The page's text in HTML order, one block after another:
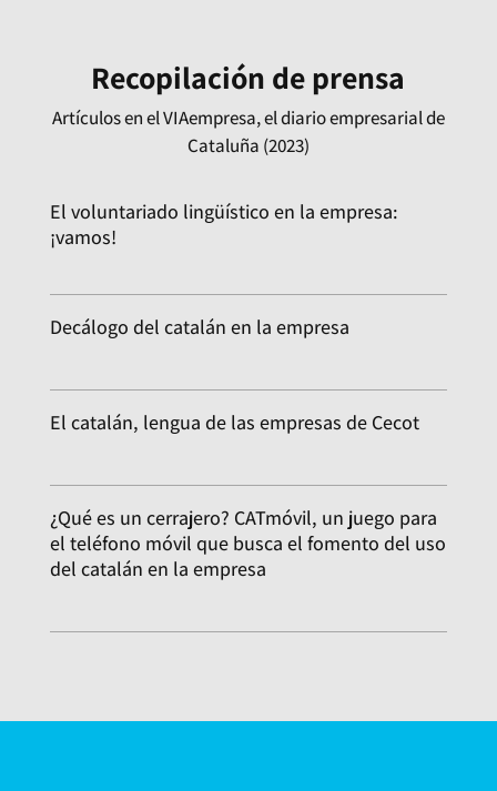
Recopilación de prensa
Artículos en el VIAempresa, el diario empresarial de
Cataluña (2023)
El voluntariado lingüístico en la empresa:
¡vamos!
Decálogo del catalán en la empresa
El catalán, lengua de las empresas de Cecot
¿Qué es un cerrajero? CATmóvil, un juego para
el teléfono móvil que busca el fomento del uso
del catalán en la empresa